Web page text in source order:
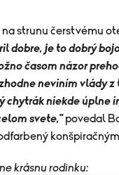
strunu čerstvému
dobre, je to dobrý
časom názor
neviním vlády
chytrák niekde úplne
svete,"povedal
krásnu rodinku: